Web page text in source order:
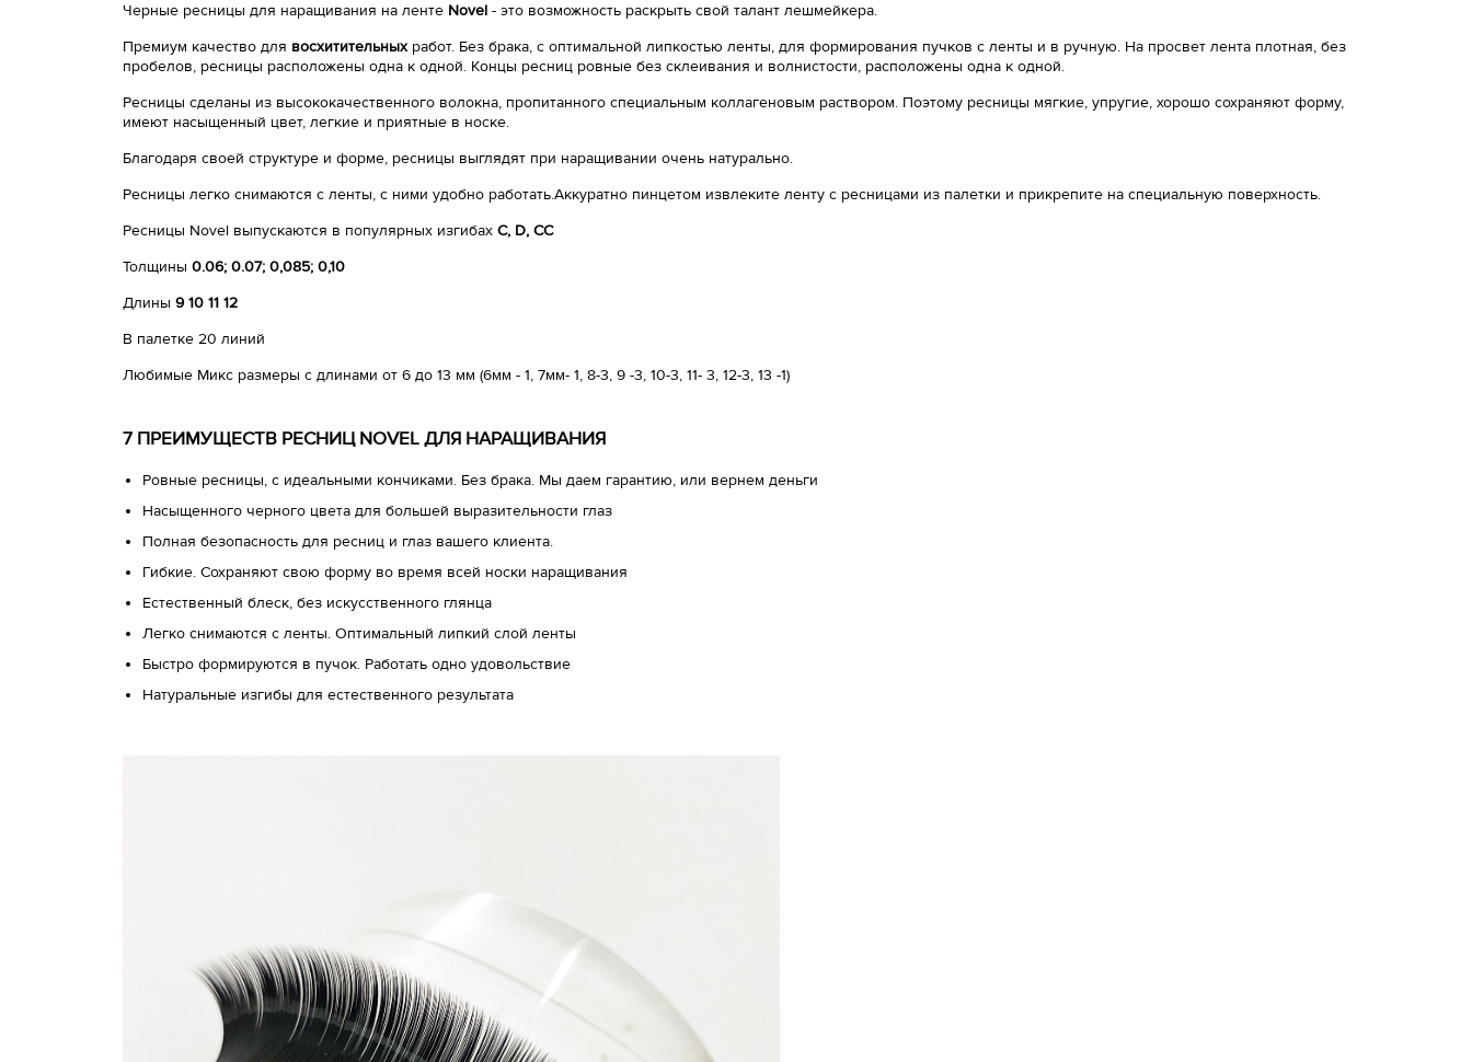
Черные ресницы для наращивания на ленте Novel - это возможность раскрыть свой талант лешмейкера.
Премиум качество для восхитительныхработ. Без брака, с оптимальной липкостью ленты, для формирования пучков с ленты и в ручную. На просвет лента плотная, без
пробелов, ресницы расположены одна к одной. Концы ресниц ровные без склеивания и волнистости, расположены одна к одной.
Ресницы сделаны из высококачественного волокна, пропитанного специальным коллагеновым раствором. Поэтому ресницы мягкие, упругие, хорошо сохраняют форму,
имеют насыщенный цвет, легкие и приятные в носке.
Благодаря своей структуре и форме, ресницы выглядят при наращивании очень натурально.
Ресницы легко снимаются с ленты, с ними удобно работать.Аккуратно пинцетом извлеките ленту с ресницами из палетки и прикрепите на специальную поверхность.
Ресницы Novel выпускаются в популярных изгибах С, D, CC
Толщины 0.06; 0.07; 0,085; 0,10
Длины 9 10 11 12
В палетке 20 линий
Любимые Микс размеры с длинами от 6 до 13 мм (6мм - 1, 7мм- 1, 8-3, 9 -3, 10-3, 11- 3, 12-3, 13 -1)
7 ПРЕИМУЩЕСТВ РЕСНИЦ NOVEL ДЛЯ НАРАЩИВАНИЯ
Ровные ресницы, с идеальными кончиками. Без брака. Мы даем гарантию, или вернем деньги
Насыщенного черного цвета для большей выразительности глаз
Полная безопасность для ресниц и глаз вашего клиента.
Гибкие. Сохраняют свою форму во время всей носки наращивания
Естественный блеск, без искусственного глянца
Легко снимаются с ленты. Оптимальный липкий слой ленты
Быстро формируются в пучок. Работать одно удовольствие
Натуральные изгибы для естественного результата